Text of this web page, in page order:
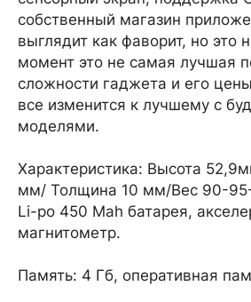
собственный магазин
выглядит как фаворит, но это
момент это не самая лучшая
сложности гаджета и его
все изменится к лучшему с
моделями.
Характеристика: Высота
мм/ Толщина 10 мм/Вес 90-
Li-po 450 Mah батарея,
магнитометр.
Память: 4 Гб, оперативная